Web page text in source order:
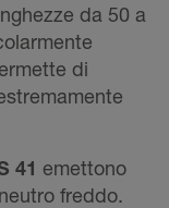
da 50 a
di
41 emettono
freddo.